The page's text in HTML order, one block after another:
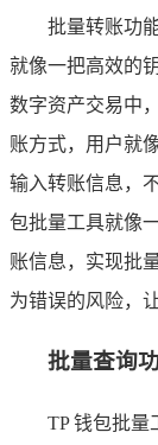
批量转账功
就像一把高效的
数字资产交易中
账方式，用户就
输入转账信息，
包批量工具就像
账信息，实现批
为错误的风险，
批量查询
TP 钱包批量